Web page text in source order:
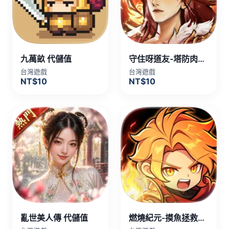
九萬畝 代儲值
台灣遊戲
NT$10
守住呀道友-塔防肉鴿手遊 代儲值
台灣遊戲
NT$10
亂世美人傳 代儲值 燃燒紀元-摸魚拯救世界 代儲值